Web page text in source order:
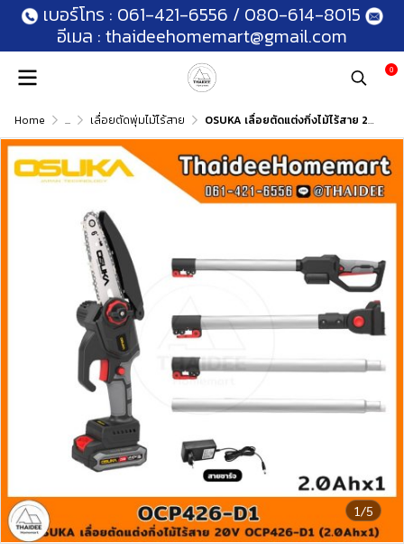
เบอร์โทร : 061-421-6556 / 080-614-8015
อีเมล : thaideehomemart@gmail.com
0
Home ... เลื่อยตัดพุ่มไม้ไร้สาย OSUKA เลื่อยตัดแต่งกิ่งไม้ไร้สาย 20V OCPS426-D1 (2.0Ahx1) รับประกันศูนย์ 6 เดือน
1/5